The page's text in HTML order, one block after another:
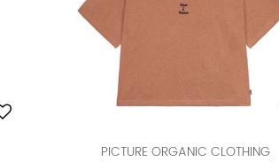
PICTURE ORGANIC CLOTHING